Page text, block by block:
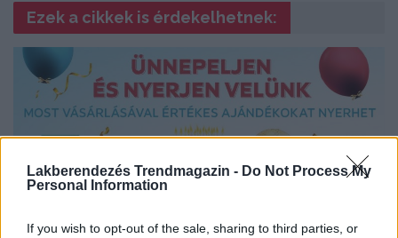
Lakberendezés Trendmagazin - Do Not Process My
Personal Information
If you wish to opt-out of the sale, sharing to third parties, or
Ezek a cikkek is érdekelhetnek: